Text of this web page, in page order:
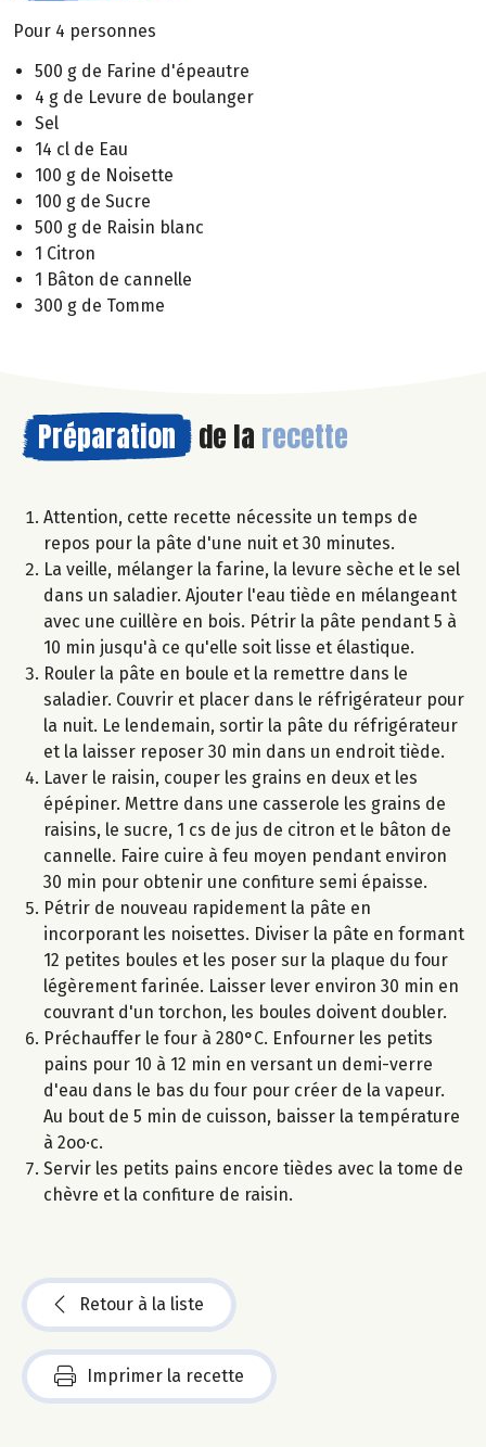
Pour 4 personnes
500 g de Farine d'épeautre
4 g de Levure de boulanger
Sel
14 cl de Eau
100 g de Noisette
100 g de Sucre
500 g de Raisin blanc
1 Citron
1 Bâton de cannelle
300 g de Tomme
Préparation de la recette
Attention, cette recette nécessite un temps de
repos pour la pâte d'une nuit et 30 minutes.
La veille, mélanger la farine, la levure sèche et le sel
dans un saladier. Ajouter l'eau tiède en mélangeant
avec une cuillère en bois. Pétrir la pâte pendant 5 à
10 min jusqu'à ce qu'elle soit lisse et élastique.
Rouler la pâte en boule et la remettre dans le
saladier. Couvrir et placer dans le réfrigérateur pour
la nuit. Le lendemain, sortir la pâte du réfrigérateur
et la laisser reposer 30 min dans un endroit tiède.
Laver le raisin, couper les grains en deux et les
épépiner. Mettre dans une casserole les grains de
raisins, le sucre, 1 cs de jus de citron et le bâton de
cannelle. Faire cuire à feu moyen pendant environ
30 min pour obtenir une confiture semi épaisse.
Pétrir de nouveau rapidement la pâte en
incorporant les noisettes. Diviser la pâte en formant
12 petites boules et les poser sur la plaque du four
légèrement farinée. Laisser lever environ 30 min en
couvrant d'un torchon, les boules doivent doubler.
Préchauffer le four à 280°C. Enfourner les petits
pains pour 10 à 12 min en versant un demi-verre
d'eau dans le bas du four pour créer de la vapeur.
Au bout de 5 min de cuisson, baisser la température
à 2oo·c.
Servir les petits pains encore tièdes avec la tome de
chèvre et la confiture de raisin.
Retour à la liste
Imprimer la recette